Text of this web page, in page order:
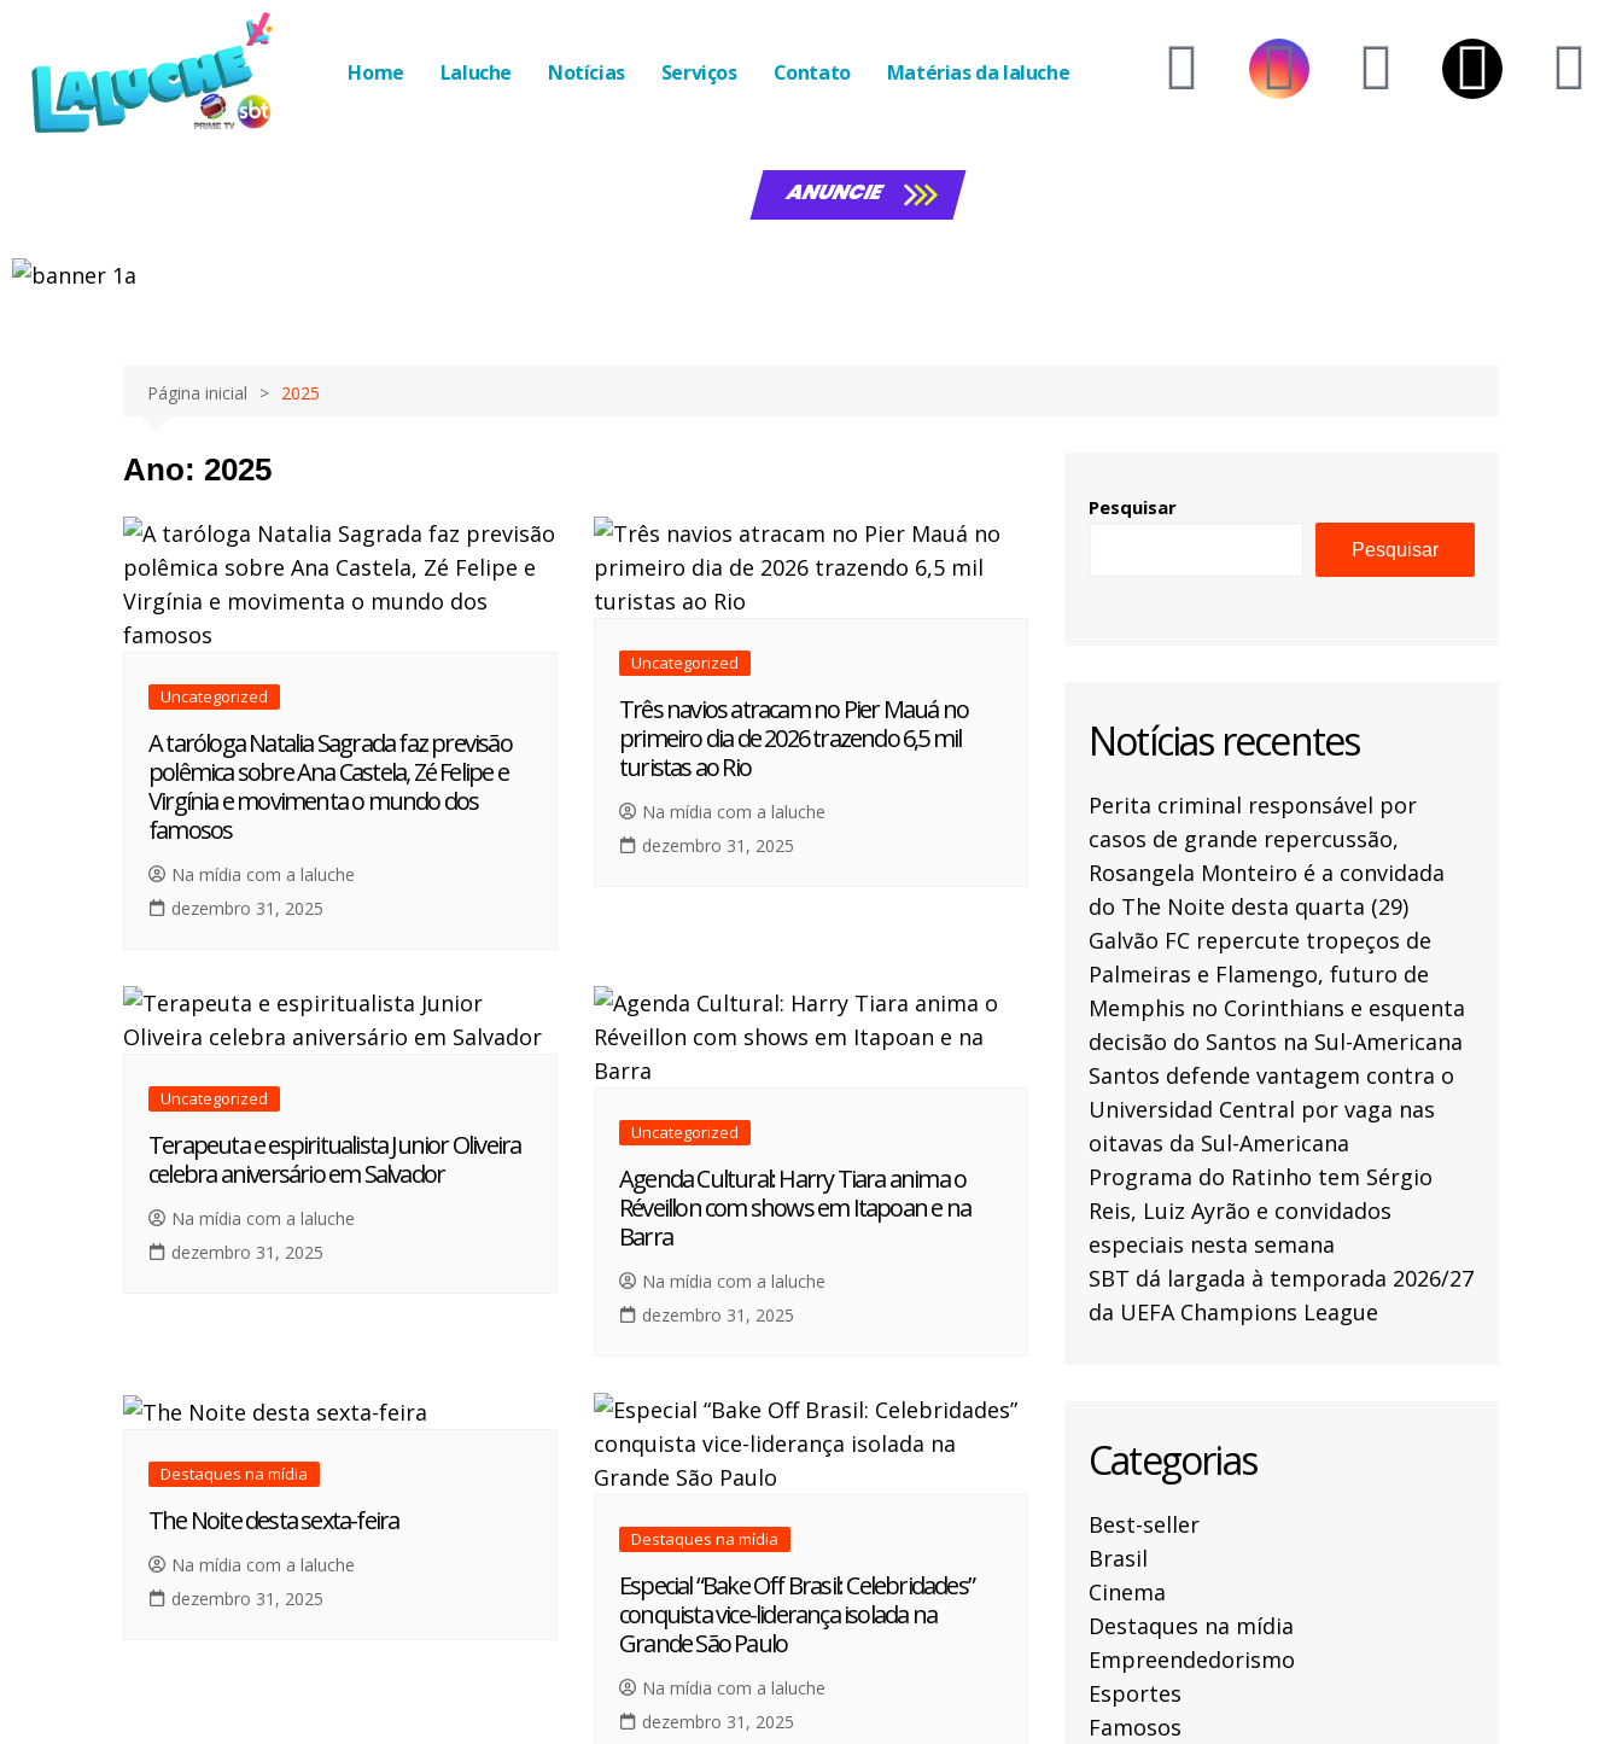
Home Laluche Notícias Serviços Contato Matérias da laluche
ANUNCIE
Página inicial 2025
Ano: 2025
Uncategorized
A taróloga Natalia Sagrada faz previsão
polêmica sobre Ana Castela, Zé Felipe e
Virgínia e movimenta o mundo dos
famosos
Na mídia com a laluche
dezembro 31, 2025
Uncategorized
Três navios atracam no Pier Mauá no
primeiro dia de 2026 trazendo 6,5 mil
turistas ao Rio
Na mídia com a laluche
dezembro 31, 2025
Uncategorized
Terapeuta e espiritualista Junior Oliveira
celebra aniversário em Salvador
Na mídia com a laluche
dezembro 31, 2025
Uncategorized
Agenda Cultural: Harry Tiara anima o
Réveillon com shows em Itapoan e na
Barra
Na mídia com a laluche
dezembro 31, 2025
Destaques na mídia
The Noite desta sexta-feira
Na mídia com a laluche
dezembro 31, 2025
Destaques na mídia
Especial “Bake Off Brasil: Celebridades”
conquista vice-liderança isolada na
Grande São Paulo
Na mídia com a laluche
dezembro 31, 2025
Pesquisar
Pesquisar
Notícias recentes
Perita criminal responsável por
casos de grande repercussão,
Rosangela Monteiro é a convidada
do The Noite desta quarta (29)
Galvão FC repercute tropeços de
Palmeiras e Flamengo, futuro de
Memphis no Corinthians e esquenta
decisão do Santos na Sul-Americana
Santos defende vantagem contra o
Universidad Central por vaga nas
oitavas da Sul-Americana
Programa do Ratinho tem Sérgio
Reis, Luiz Ayrão e convidados
especiais nesta semana
SBT dá largada à temporada 2026/27
da UEFA Champions League
Categorias
Best-seller
Brasil
Cinema
Destaques na mídia
Empreendedorismo
Esportes
Famosos